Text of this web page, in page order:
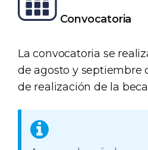
Convocatoria
La convocatoria se
de agosto y septiembre
de realización de la